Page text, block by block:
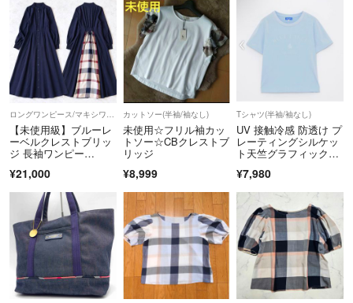
ロングワンピース/マキシワンピース
【未使用級】ブルーレ
ーベルクレストブリッ
ジ 長袖ワンピー
¥21,000
カットソー(半袖/袖なし)
未使用☆フリル袖カッ
トソー☆CBクレストブ
リッジ
¥8,999
Tシャツ(半袖/袖なし)
UV 接触冷感 防透け プ
レーティングシルケッ
ト天竺グラフィックロ
¥7,980